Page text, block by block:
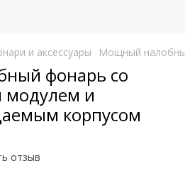
и аксессуары Мощный
фонарь со
модулем и
корпусом
отзыв